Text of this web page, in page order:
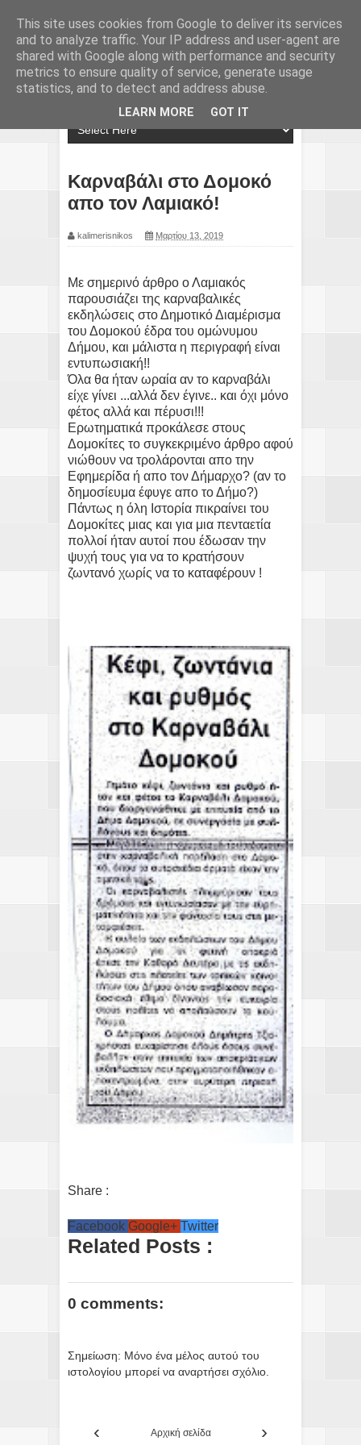
Καρναβάλι στο Δομοκό
απο τον Λαμιακό!
kalimerisnikos Μαρτίου 13, 2019
Με σημερινό άρθρο ο Λαμιακός
παρουσιάζει της καρναβαλικές
εκδηλώσεις στο Δημοτικό Διαμέρισμα
του Δομοκού έδρα του ομώνυμου
Δήμου, και μάλιστα η περιγραφή είναι
εντυπωσιακή!!
Όλα θα ήταν ωραία αν το καρναβάλι
είχε γίνει ...αλλά δεν έγινε.. και όχι μόνο
φέτος αλλά και πέρυσι!!!
Ερωτηματικά προκάλεσε στους
Δομοκίτες το συγκεκριμένο άρθρο αφού
νιώθουν να τρολάρονται απο την
Εφημερίδα ή απο τον Δήμαρχο? (αν το
δημοσίευμα έφυγε απο το Δήμο?)
Πάντως η όλη Ιστορία πικραίνει του
Δομοκίτες μιας και για μια πενταετία
πολλοί ήταν αυτοί που έδωσαν την
ψυχή τους για να το κρατήσουν
ζωντανό χωρίς να το καταφέρουν !
Share :
Facebook Google+ Twitter
Related Posts :
0 comments:
Σημείωση: Μόνο ένα μέλος αυτού του
ιστολογίου μπορεί να αναρτήσει σχόλιο.
‹ ›
Αρχική σελίδα
This site uses cookies from Google to deliver its services
and to analyze traffic. Your IP address and user-agent are
shared with Google along with performance and security
metrics to ensure quality of service, generate usage
statistics, and to detect and address abuse.
LEARN MORE GOT IT